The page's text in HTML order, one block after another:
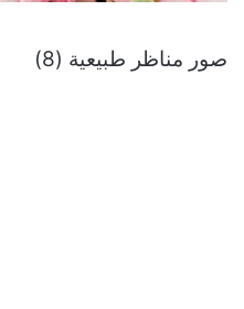
صور مناظر طبيعية (8)